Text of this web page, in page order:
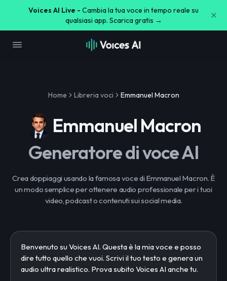
Voices AI Live - Cambia la tua voce in tempo reale su
qualsiasi app. Scarica gratis →
Home Libreria voci Emmanuel Macron
Emmanuel Macron
Generatore di voce AI
Crea doppiaggi usando la famosa voce di Emmanuel Macron. È
un modo semplice per ottenere audio professionale per i tuoi
video, podcast o contenuti sui social media.